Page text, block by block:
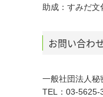
助成：すみだ文
お問い合わ
一般社団法人秘
TEL：